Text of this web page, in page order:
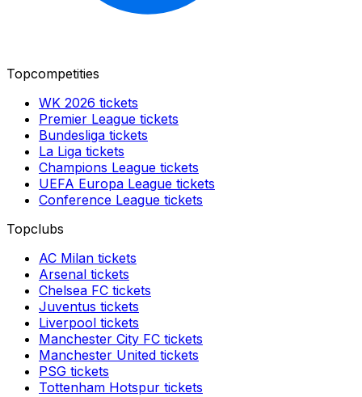
Topcompetities
WK 2026 tickets
Premier League tickets
Bundesliga tickets
La Liga tickets
Champions League tickets
UEFA Europa League tickets
Conference League tickets
Topclubs
AC Milan tickets
Arsenal tickets
Chelsea FC tickets
Juventus tickets
Liverpool tickets
Manchester City FC tickets
Manchester United tickets
PSG tickets
Tottenham Hotspur tickets